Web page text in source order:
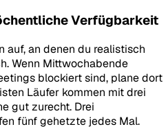
Verfügbarkeit
auf, an denen du realistisch
Wenn Mittwochabende
blockiert sind, plane dort
Läufer kommen mit drei
gut zurecht. Drei
fünf gehetzte jedes Mal.